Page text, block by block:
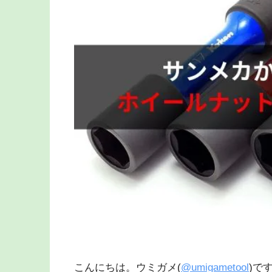
こんにちは。ウミガメ(@umigametool)で